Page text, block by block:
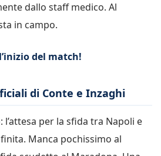
dallo staff medico. Al
in campo.
del match!
di Conte e Inzaghi
l’attesa per la sfida tra Napoli e
Manca pochissimo al